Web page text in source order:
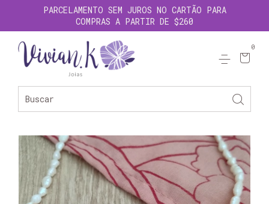
PARCELAMENTO SEM JUROS NO CARTÃO PARA
COMPRAS A PARTIR DE $260
0